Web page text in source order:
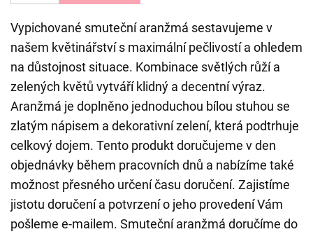
Vypichované smuteční aranžmá sestavujeme v
našem květinářství s maximální pečlivostí a ohledem
na důstojnost situace. Kombinace světlých růží a
zelených květů vytváří klidný a decentní výraz.
Aranžmá je doplněno jednoduchou bílou stuhou se
zlatým nápisem a dekorativní zelení, která podtrhuje
celkový dojem. Tento produkt doručujeme v den
objednávky během pracovních dnů a nabízíme také
možnost přesného určení času doručení. Zajistíme
jistotu doručení a potvrzení o jeho provedení Vám
pošleme e-mailem. Smuteční aranžmá doručíme do